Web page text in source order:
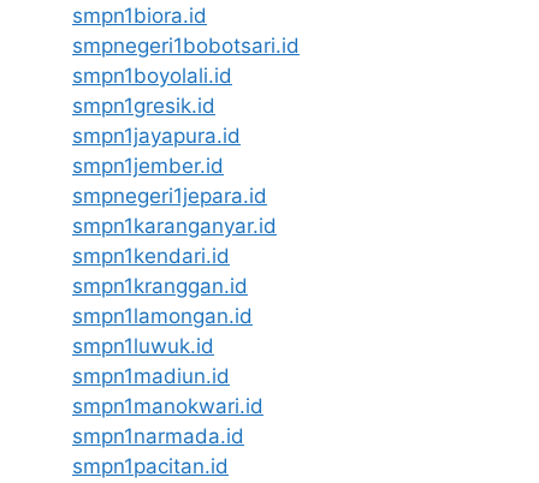
smpn1biora.id
smpnegeri1bobotsari.id
smpn1boyolali.id
smpn1gresik.id
smpn1jayapura.id
smpn1jember.id
smpnegeri1jepara.id
smpn1karanganyar.id
smpn1kendari.id
smpn1kranggan.id
smpn1lamongan.id
smpn1luwuk.id
smpn1madiun.id
smpn1manokwari.id
smpn1narmada.id
smpn1pacitan.id